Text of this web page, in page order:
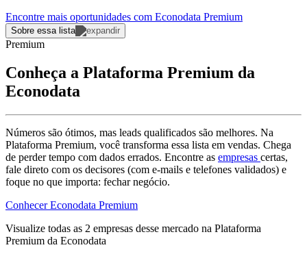
Encontre mais oportunidades com Econodata Premium
Sobre essa lista
Premium
Conheça a Plataforma Premium da
Econodata
Números são ótimos, mas leads qualificados são melhores. Na
Plataforma Premium, você transforma essa lista em vendas. Chega
de perder tempo com dados errados. Encontre as empresas certas,
fale direto com os decisores (com e-mails e telefones validados) e
foque no que importa: fechar negócio.
Conhecer Econodata Premium
Visualize todas as 2 empresas desse mercado na Plataforma
Premium da Econodata